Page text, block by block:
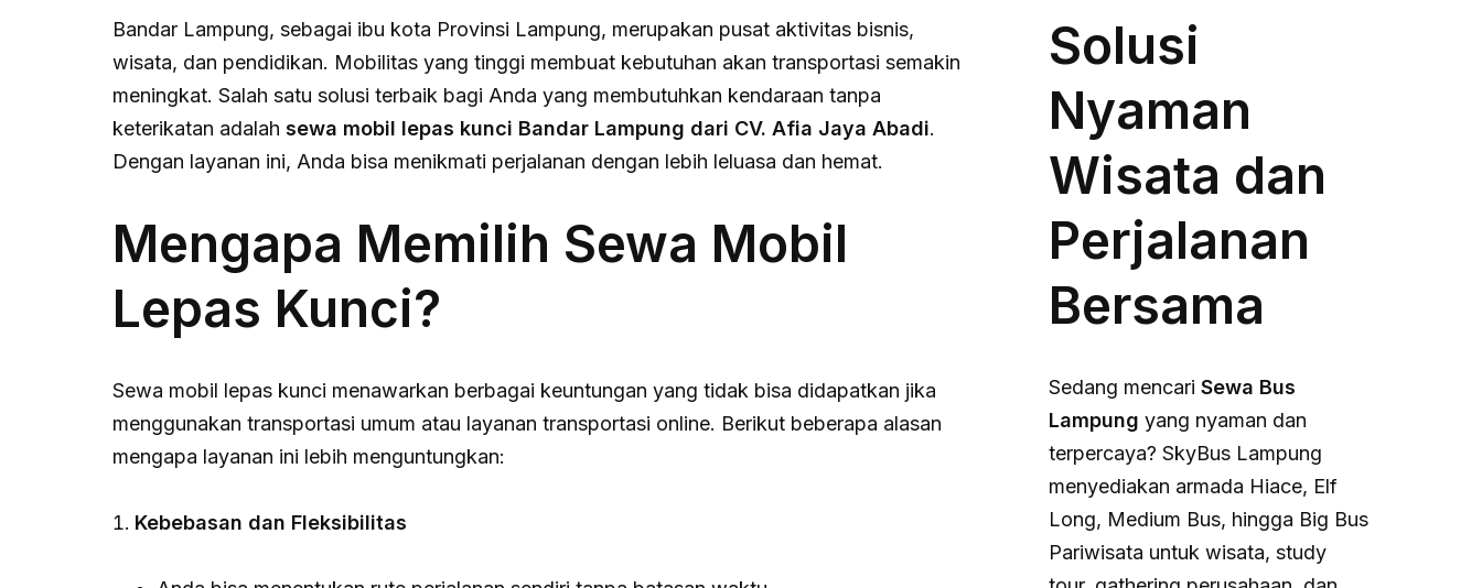
Bandar Lampung, sebagai ibu kota Provinsi Lampung, merupakan pusat aktivitas bisnis,
wisata, dan pendidikan. Mobilitas yang tinggi membuat kebutuhan akan transportasi semakin
meningkat. Salah satu solusi terbaik bagi Anda yang membutuhkan kendaraan tanpa
keterikatan adalah sewa mobil lepas kunci Bandar Lampung dari CV. Afia Jaya Abadi.
Dengan layanan ini, Anda bisa menikmati perjalanan dengan lebih leluasa dan hemat.
Mengapa Memilih Sewa Mobil
Lepas Kunci?
Sewa mobil lepas kunci menawarkan berbagai keuntungan yang tidak bisa didapatkan jika
menggunakan transportasi umum atau layanan transportasi online. Berikut beberapa alasan
mengapa layanan ini lebih menguntungkan:
Kebebasan dan Fleksibilitas
Solusi
Nyaman
Wisata dan
Perjalanan
Bersama
Sedang mencari Sewa Bus
Lampung yang nyaman dan
terpercaya? SkyBus Lampung
menyediakan armada Hiace, Elf
Long, Medium Bus, hingga Big Bus
Pariwisata untuk wisata, study